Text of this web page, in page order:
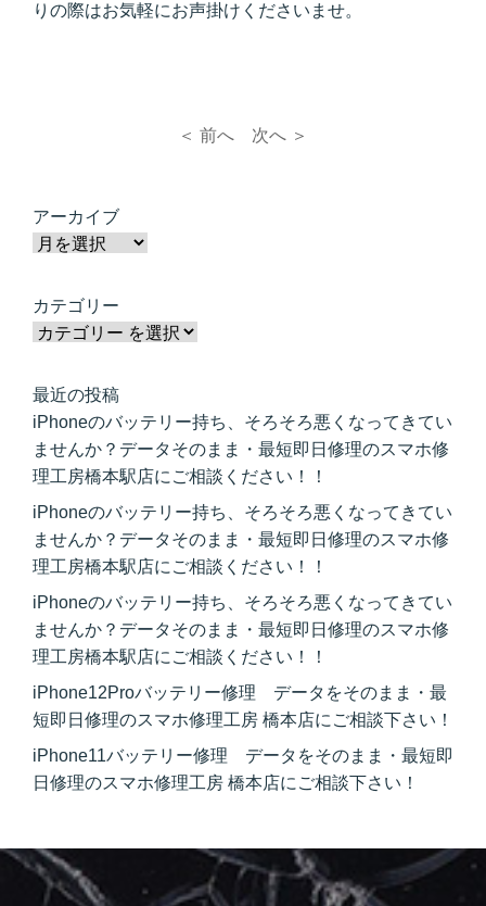
りの際はお気軽にお声掛けくださいませ。
＜ 前へ 次へ ＞
アーカイブ
カテゴリー
最近の投稿
iPhoneのバッテリー持ち、そろそろ悪くなってきてい
ませんか？データそのまま・最短即日修理のスマホ修
理工房橋本駅店にご相談ください！！
iPhoneのバッテリー持ち、そろそろ悪くなってきてい
ませんか？データそのまま・最短即日修理のスマホ修
理工房橋本駅店にご相談ください！！
iPhoneのバッテリー持ち、そろそろ悪くなってきてい
ませんか？データそのまま・最短即日修理のスマホ修
理工房橋本駅店にご相談ください！！
iPhone12Proバッテリー修理 データをそのまま・最
短即日修理のスマホ修理工房 橋本店にご相談下さい！
iPhone11バッテリー修理 データをそのまま・最短即
日修理のスマホ修理工房 橋本店にご相談下さい！